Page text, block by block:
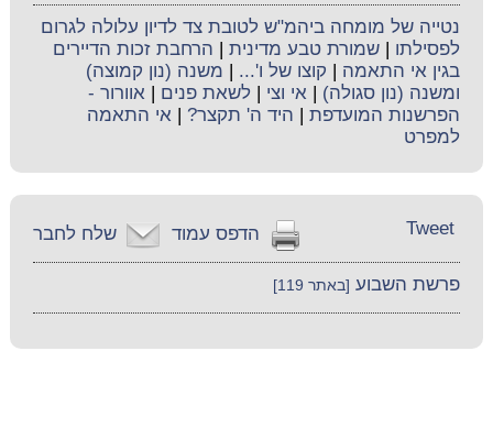
נטייה של מומחה ביהמ"ש לטובת צד לדיון עלולה לגרום
לפסילתו |שמורת טבע מדינית
הרחבת זכות הדיירים
בגין אי התאמה
קוצו של ו'...
משנה (נון קמוצה)
ומשנה (נון סגולה) |אי וצי לשאת פנים |אוורור -
הפרשנות המועדפת
היד ה' תקצר? |אי התאמה
למפרט
שלח לחבר הדפס עמוד Tweet
פרשת השבוע [באתר 119]